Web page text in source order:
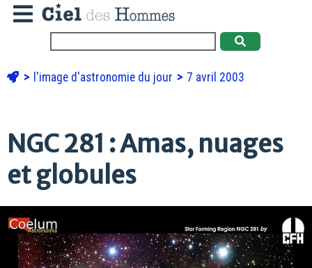
l'image d'astronomie du jour 7 avril 2003
NGC 281 : Amas, nuages
et globules